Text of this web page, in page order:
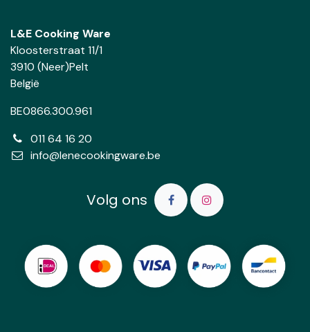
L&E Cooking Ware
Kloosterstraat 11/1
3910 (Neer)Pelt
België
BE0866.300.961
011 64 16 20
info@lenecookingware.be
Volg ons